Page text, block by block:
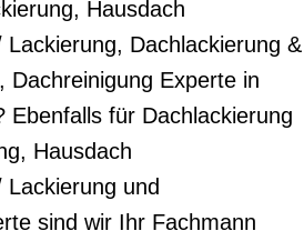
Hausdach
Lackierung, Dachlackierung &
Dachreinigung Experte in
Ebenfalls für Dachlackierung
Hausdach
und
sind wir Ihr Fachmann